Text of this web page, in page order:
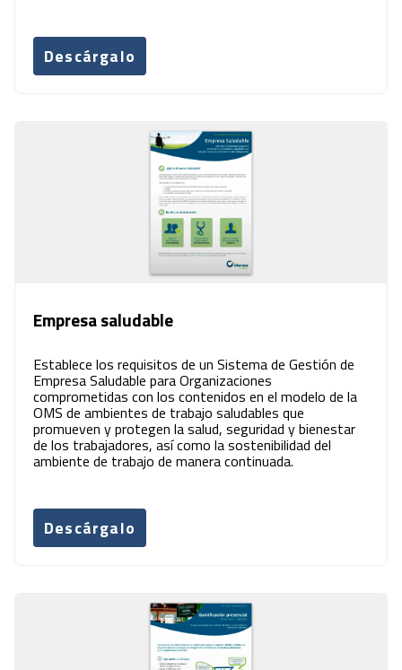
Descárgalo
Empresa saludable
Establece los requisitos de un Sistema de Gestión de
Empresa Saludable para Organizaciones
comprometidas con los contenidos en el modelo de la
OMS de ambientes de trabajo saludables que
promueven y protegen la salud, seguridad y bienestar
de los trabajadores, así como la sostenibilidad del
ambiente de trabajo de manera continuada.
Descárgalo